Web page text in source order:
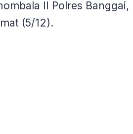
II Polres Banggai,
(5/12).